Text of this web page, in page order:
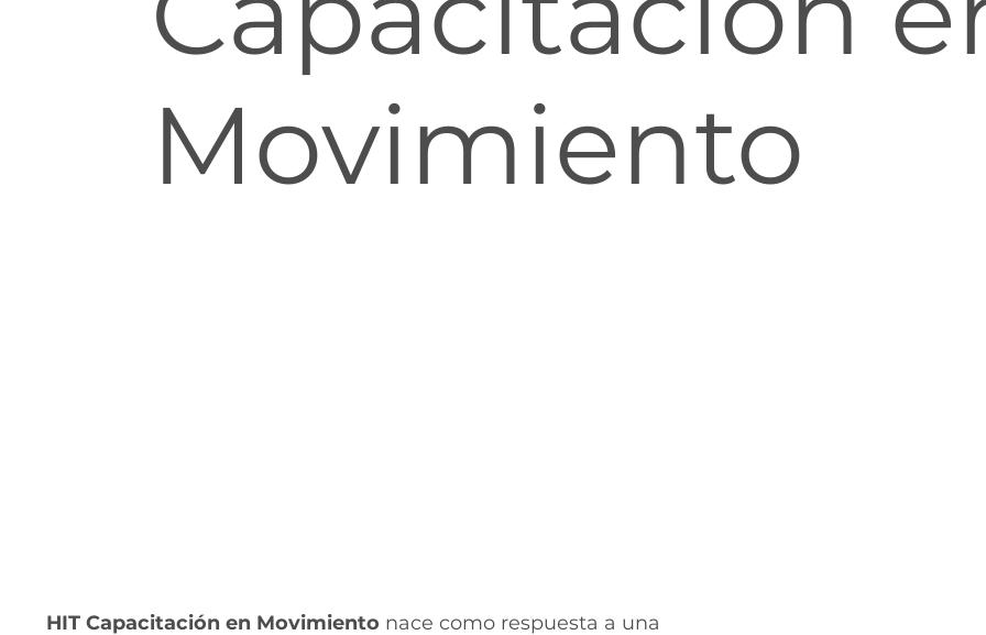
Movimiento
HIT Capacitación en Movimiento nace como respuesta a una